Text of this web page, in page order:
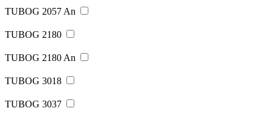
TUBOG 2057 An
TUBOG 2180
TUBOG 2180 An
TUBOG 3018
TUBOG 3037